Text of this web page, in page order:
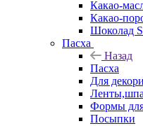
Какао-
Какао-
Шоколад
Пасха
Назад
Пасха
Для
Формы
Посыпки